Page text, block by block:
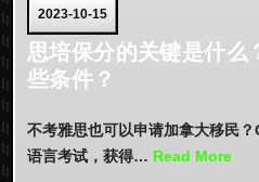
2023-10-15
思培保分的关键是什么
些条件？
不考雅思也可以申请加拿大移民
语言考试，获得… Read More